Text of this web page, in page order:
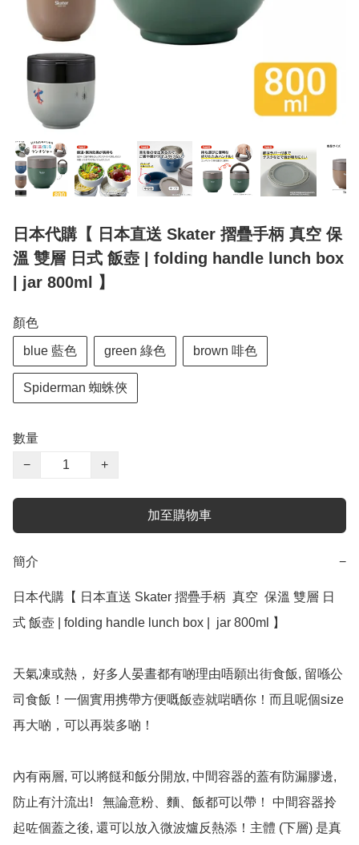
日本代購【 日本直送 Skater 摺疊手柄 真空 保
溫 雙層 日式 飯壺 | folding handle lunch box
| jar 800ml 】
顏色
blue 藍色 green 綠色 brown 啡色
Spiderman 蜘蛛俠
數量
−
+
加至購物車
簡介 −
日本代購【 日本直送 Skater 摺疊手柄  真空  保溫 雙層 日
式 飯壺 | folding handle lunch box |  jar 800ml 】
天氣凍或熱， 好多人晏晝都有啲理由唔願出街食飯, 留喺公
司食飯！一個實用携帶方便嘅飯壺就啱晒你！而且呢個size
再大啲，可以再裝多啲！
內有兩層, 可以將餸和飯分開放, 中間容器的蓋有防漏膠邊,
防止有汁流出!   無論意粉、麵、飯都可以帶！ 中間容器拎
起咗個蓋之後, 還可以放入微波爐反熱添！主體 (下層) 是真